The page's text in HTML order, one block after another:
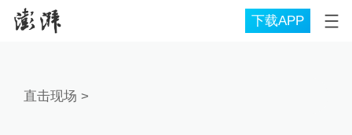
下载APP
直击现场 >